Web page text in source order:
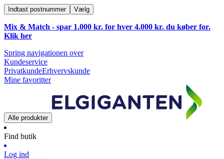
Indtast postnummer Vælg
Mix & Match - spar 1.000 kr. for hver 4.000 kr. du køber for.
Klik her
Spring navigationen over
Kundeservice
PrivatkundeErhvervskunde
Mine favoritter
Alle produkter
Find butik
Log ind